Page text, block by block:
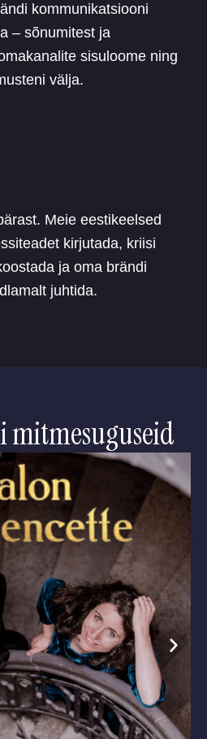
kommunikatsiooni
– sõnumitest ja
sisuloome ning
välja.
Meie eestikeelsed
kirjutada, kriisi
ja oma brändi
juhtida.
mitmesuguseid